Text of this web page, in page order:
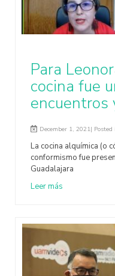
Para
cocina fue
encuentros
December 1, 2021| Posted
La cocina alquímica (o
conformismo fue
Guadalajara
Leer más